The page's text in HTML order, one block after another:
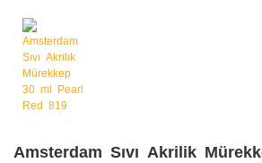
Amsterdam Sıvı Akrilik